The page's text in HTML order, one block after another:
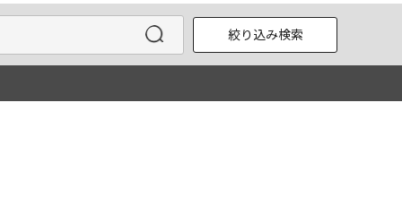
English
한국어
絞り込み検索